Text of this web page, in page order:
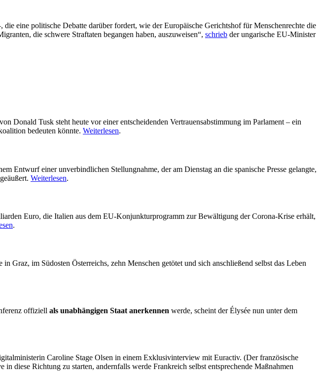
die eine politische Debatte darüber fordert, wie der Europäische Gerichtshof für Menschenrechte die
die schwere Straftaten begangen haben, auszuweisen“, schrieb der ungarische EU-Minister
Donald Tusk steht heute vor einer entscheidenden Vertrauensabstimmung im Parlament – ein
bedeuten könnte. Weiterlesen.
Entwurf einer unverbindlichen Stellungnahme, der am Dienstag an die spanische Presse gelangte,
Weiterlesen.
Euro, die Italien aus dem EU-Konjunkturprogramm zur Bewältigung der Corona-Krise erhält,
.
Graz, im Südosten Österreichs, zehn Menschen getötet und sich anschließend selbst das Leben
offiziell als unabhängigen Staat anerkennen werde, scheint der Élysée nun unter dem
Caroline Stage Olsen in einem Exklusivinterview mit Euractiv. (Der französische
diese Richtung zu starten, andernfalls werde Frankreich selbst entsprechende Maßnahmen